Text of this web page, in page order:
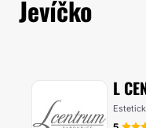
Jevíčko
L